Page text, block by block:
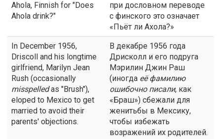
Ahola, Finnish for "Does
Ahola drink?"
при дословном переводе
с финского это означает
«Пьёт ли Ахола?»
In December 1956,
Driscoll and his longtime
girlfriend, Marilyn Jean
Rush (occasionally
misspelledas "Brush"),
eloped to Mexico to get
married to avoid their
parents' objections.
В декабре 1956 года
Дрисколл и его подруга
Мэрилин Джин Раш
(иногда её фамилию
ошибочнописали, как
«Браш») сбежали для
женитьбы в Мексику,
чтобы избежать
возражений их родителей.